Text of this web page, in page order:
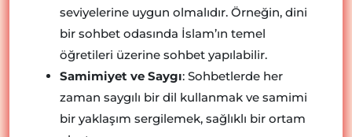
seviyelerine uygun olmalıdır. Örneğin, dini
bir sohbet odasında İslam’ın temel
öğretileri üzerine sohbet yapılabilir.
Samimiyet ve Saygı: Sohbetlerde her
zaman saygılı bir dil kullanmak ve samimi
bir yaklaşım sergilemek, sağlıklı bir ortam